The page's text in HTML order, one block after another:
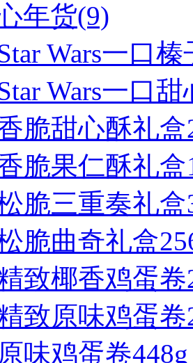
年货(9)
Wars一口
Wars一口
脆甜心酥礼盒
脆果仁酥礼盒
脆三重奏礼盒
脆曲奇礼盒
致椰香鸡蛋卷
致原味鸡蛋卷
味鸡蛋卷448g